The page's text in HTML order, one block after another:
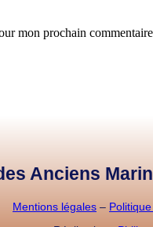
mon prochain
Anciens
Mentions légales –